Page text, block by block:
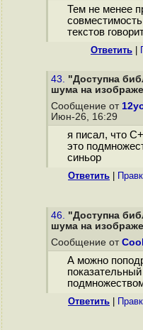
Тем не менее
текстов
Ответить
43. "Доступна
шума на
Сообщение от
Июн-26, 16:29
я писал, что
это
синьор
Ответить
46. "Доступна
шума на
Сообщение от
А можно
Ответить